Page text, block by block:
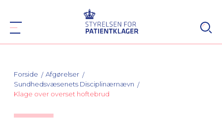
Forside
Afgørelser
Sundhedsvæsenets Disciplinærnævn
Klage over overset hoftebrud